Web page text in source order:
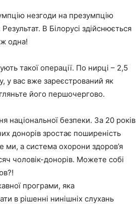
незгоди на презумпцію
В Білорусі здійснюється
одна!
такої операції. По нирці – 2,5
вас вже зареєстрований як
його першочергово.
національної безпеки. За 20 років
донорів зростає поширеність
ми, а система охорони здоров’я
чоловік-донорів. Можете собі
програми, яка
в рішенні нинішніх слухань